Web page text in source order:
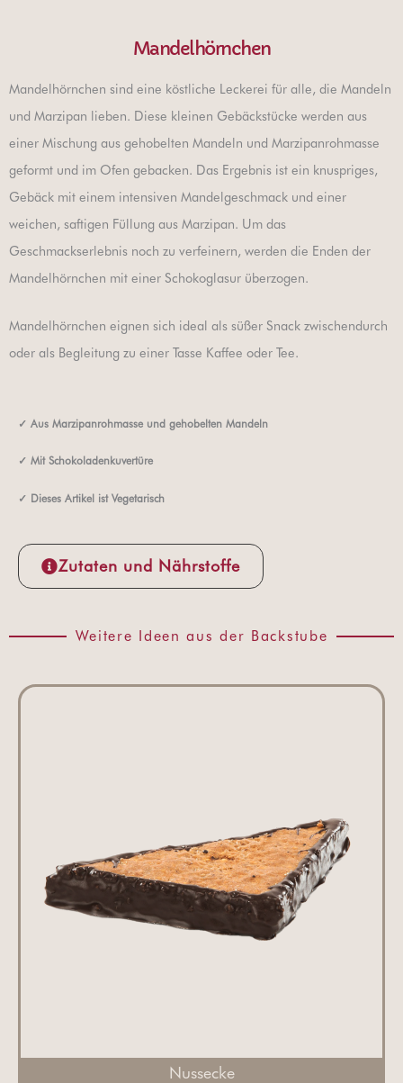
Mandelhörnchen
Mandelhörnchen sind eine köstliche Leckerei für alle, die Mandeln
und Marzipan lieben. Diese kleinen Gebäckstücke werden aus
einer Mischung aus gehobelten Mandeln und Marzipanrohmasse
geformt und im Ofen gebacken. Das Ergebnis ist ein knuspriges,
Gebäck mit einem intensiven Mandelgeschmack und einer
weichen, saftigen Füllung aus Marzipan. Um das
Geschmackserlebnis noch zu verfeinern, werden die Enden der
Mandelhörnchen mit einer Schokoglasur überzogen.
Mandelhörnchen eignen sich ideal als süßer Snack zwischendurch
oder als Begleitung zu einer Tasse Kaffee oder Tee.
✓ Aus Marzipanrohmasse und gehobelten Mandeln
✓ Mit Schokoladenkuvertüre
✓ Dieses Artikel ist Vegetarisch
Zutaten und Nährstoffe
Weitere Ideen aus der Backstube
Nussecke